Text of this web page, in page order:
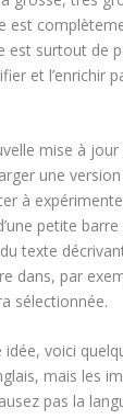
est
est surtout de
et l’enrichir
mise à
une
à
petite
texte
dans, par
sélectionnée.
voici
mais les
pas la